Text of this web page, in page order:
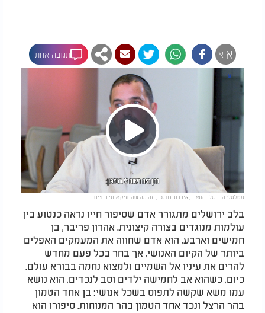
א א תגובה אחת
Play
Video
מטלטל: הבן שלי התאבד, איבדתי גם נכד, וזה מה שהחזיק אותי בחיים
בלב ירושלים מתגורר אדם שסיפור חייו נראה כנטוע בין
עולמות מנוגדים בצורה קיצונית. אהרון פריבר, בן
חמישים וארבע, הוא אדם שחווה את המעמקים האפלים
ביותר של הקיום האנושי, אך בחר בכל פעם מחדש
להרים את עיניו אל השמיים ולמצוא נחמה בבורא עולם.
כיום, כשהוא אב לחמישה ילדים וסב לנכדים, הוא נושא
עמו משא שקשה לתפוס בשכל אנושי: בן אחד הטמון
בהר הרצל ונכד אחד הטמון בהר המנוחות. סיפורו הוא